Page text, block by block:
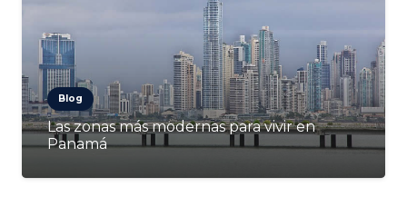
Blog
Las zonas más modernas para vivir en
Panamá